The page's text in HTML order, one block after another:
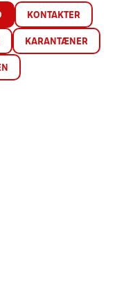
KONTAKTER
KARANTÆNER